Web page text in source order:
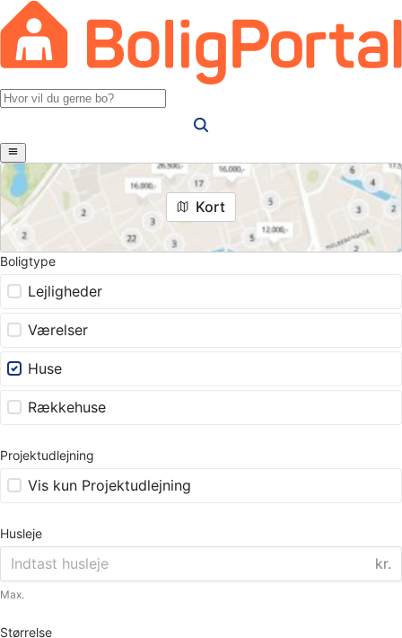
Kort
Boligtype
Lejligheder
Værelser
Huse
Rækkehuse
Projektudlejning
Vis kun Projektudlejning
Husleje
kr.
Max.
Størrelse